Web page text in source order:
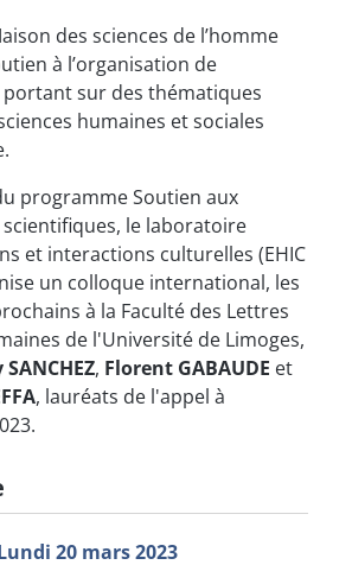
des sciences de l’homme
à l’organisation de
sur des thématiques
humaines et sociales
programme Soutien aux
le laboratoire
et interactions culturelles (EHIC
un colloque international, les
à la Faculté des Lettres
de l'Université de Limoges,
, Florent GABAUDE et
, lauréats de l'appel à
20 mars 2023